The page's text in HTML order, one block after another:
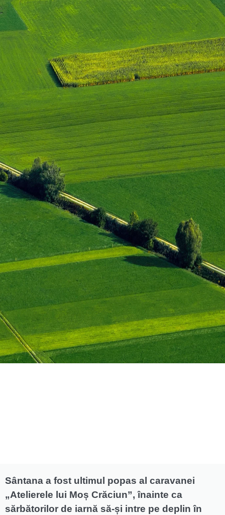
Sântana a fost ultimul popas al caravanei
„Atelierele lui Moș Crăciun”, înainte ca
sărbătorilor de iarnă să-și intre pe deplin în